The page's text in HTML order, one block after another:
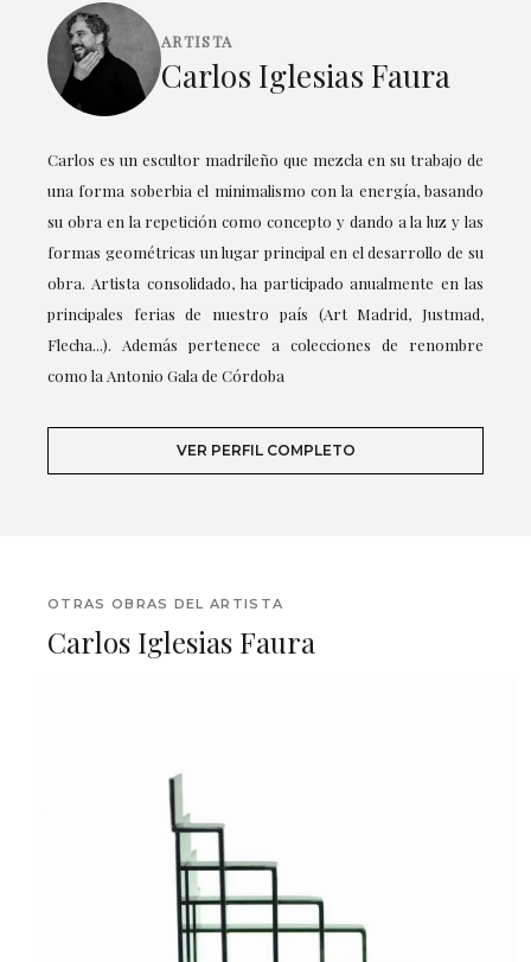
ARTISTA
Carlos Iglesias Faura
Carlos es un escultor madrileño que mezcla en su trabajo de
una forma soberbia el minimalismo con la energía, basando
su obra en la repetición como concepto y dando a la luz y las
formas geométricas un lugar principal en el desarrollo de su
obra. Artista consolidado, ha participado anualmente en las
principales ferias de nuestro país (Art Madrid, Justmad,
Flecha...). Además pertenece a colecciones de renombre
como la Antonio Gala de Córdoba
VER PERFIL COMPLETO
OTRAS OBRAS DEL ARTISTA
Carlos Iglesias Faura